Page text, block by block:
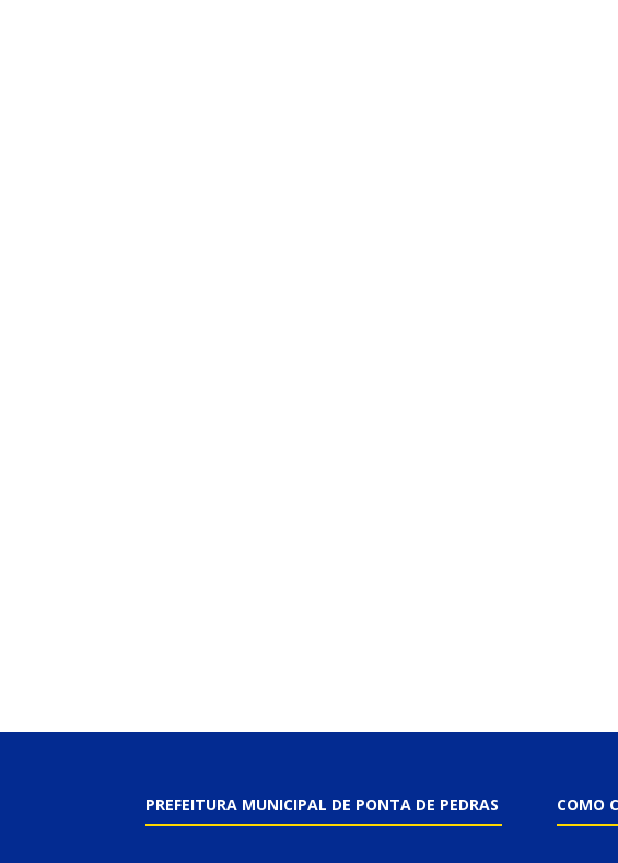
PREFEITURA MUNICIPAL DE PONTA DE PEDRAS COMO